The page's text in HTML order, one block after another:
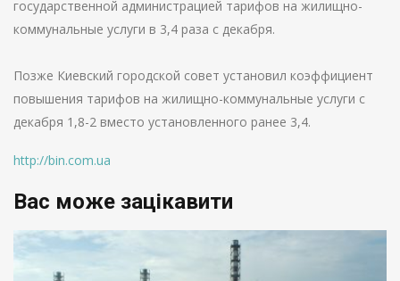
государственной администрацией тарифов на жилищно-
коммунальные услуги в 3,4 раза с декабря.
Позже Киевский городской совет установил коэффициент
повышения тарифов на жилищно-коммунальные услуги с
декабря 1,8-2 вместо установленного ранее 3,4.
http://bin.com.ua
Вас може зацікавити